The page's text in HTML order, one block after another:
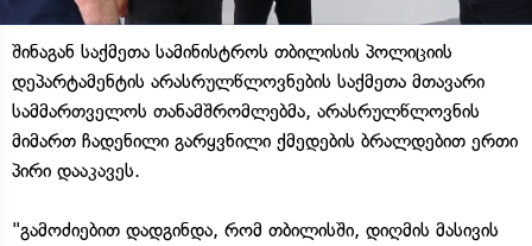
შინაგან საქმეთა სამინისტროს თბილისის პოლიციის
დეპარტამენტის არასრულწლოვნების საქმეთა მთავარი
სამმართველოს თანამშრომლებმა, არასრულწლოვნის
მიმართ ჩადენილი გარყვნილი ქმედების ბრალდებით ერთი
პირი დააკავეს.
"გამოძიებით დადგინდა, რომ თბილისში, დიღმის მასივის